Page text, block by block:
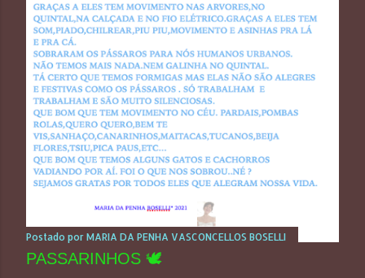
Postado por MARIA DA PENHA VASCONCELLOS BOSELLI
PASSARINHOS 🕊️